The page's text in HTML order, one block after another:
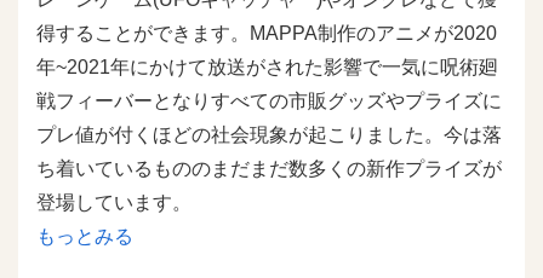
得することができます。MAPPA制作のアニメが2020
年~2021年にかけて放送がされた影響で一気に呪術廻
戦フィーバーとなりすべての市販グッズやプライズに
プレ値が付くほどの社会現象が起こりました。今は落
ち着いているもののまだまだ数多くの新作プライズが
登場しています。
もっとみる